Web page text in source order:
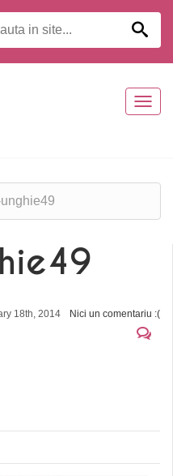
18th, 2014 Nici un comentariu :(